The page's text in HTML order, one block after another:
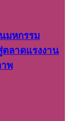
มหกรรม
ลาดแรงงาน
พ